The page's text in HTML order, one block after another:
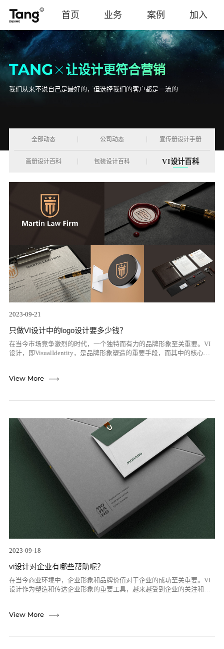
首页 业务 案例 加入
TANG 让设计更符合营销
我们从来不说自己是最好的，但选择我们的客户都是一流的
全部动态 公司动态 宣传册设计手册
画册设计百科 包装设计百科 VI设计百科
2023-09-21
只做VI设计中的logo设计要多少钱？
在当今市场竞争激烈的时代，一个独特而有力的品牌形象至关重要。VI
设计，即VisualIdentity，是品牌形象塑造的重要手段，而其中的核心就
View More
2023-09-18
vi设计对企业有哪些帮助呢？
在当今商业环境中，企业形象和品牌价值对于企业的成功至关重要。VI
设计作为塑造和传达企业形象的重要工具，越来越受到企业的关注和重
View More